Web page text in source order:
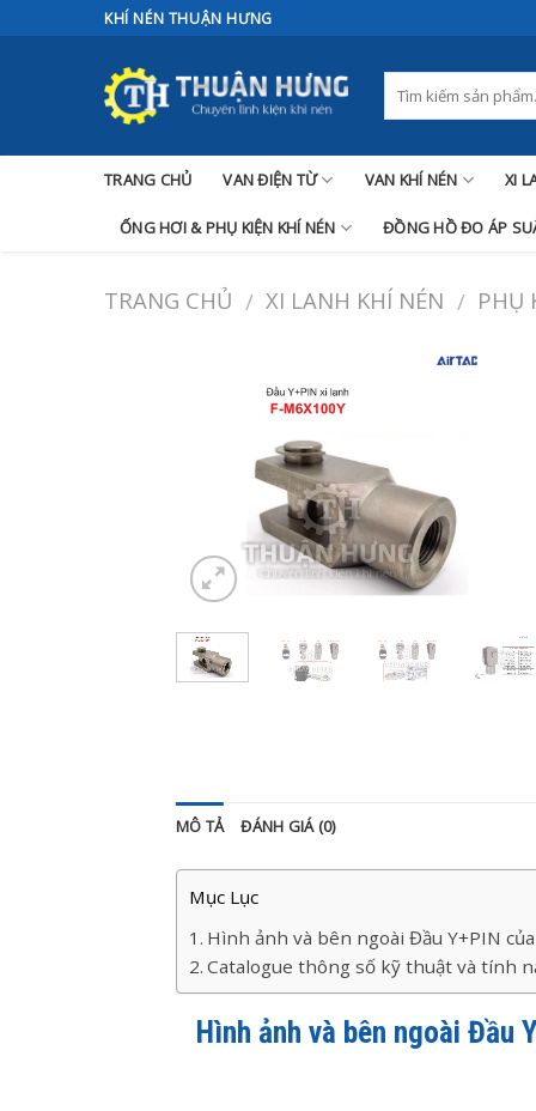
to
KHÍ NÉN THUẬN HƯNG
TRANG CHỦ VAN ĐIỆN TỪ VAN KHÍ NÉN XI
ỐNG HƠI & PHỤ KIỆN KHÍ NÉN ĐỒNG HỒ ĐO ÁP
TRANG CHỦ / XI LANH KHÍ NÉN / PHỤ
MÔ TẢ ĐÁNH GIÁ (0)
Mục Lục
Hình ảnh và bên ngoài Đầu Y+PIN
Catalogue thông số kỹ thuật và tính
Hình ảnh và bên ngoài Đầu